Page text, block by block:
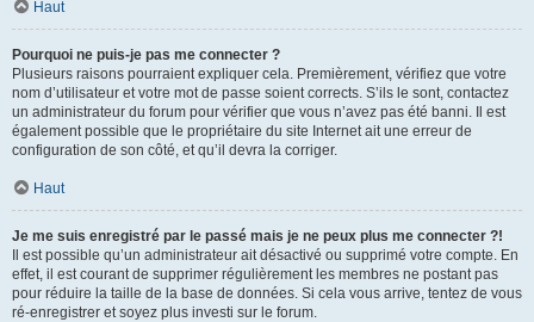
Haut
Pourquoi ne puis-je pas me connecter ?
Plusieurs raisons pourraient expliquer cela. Premièrement, vérifiez que votre
nom d’utilisateur et votre mot de passe soient corrects. S’ils le sont, contactez
un administrateur du forum pour vérifier que vous n’avez pas été banni. Il est
également possible que le propriétaire du site Internet ait une erreur de
configuration de son côté, et qu’il devra la corriger.
Haut
Je me suis enregistré par le passé mais je ne peux plus me connecter ?!
Il est possible qu’un administrateur ait désactivé ou supprimé votre compte. En
effet, il est courant de supprimer régulièrement les membres ne postant pas
pour réduire la taille de la base de données. Si cela vous arrive, tentez de vous
ré-enregistrer et soyez plus investi sur le forum.